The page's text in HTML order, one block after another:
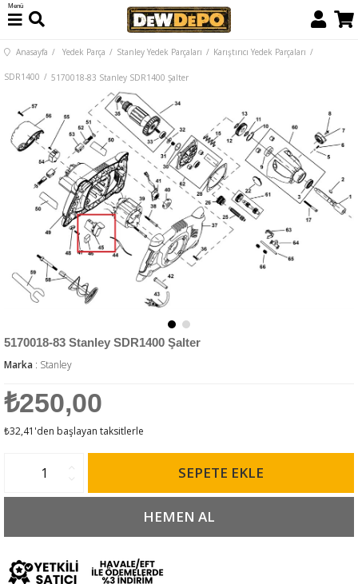
Menü
Anasayfa Yedek Parça Stanley Yedek Parçaları Karıştırıcı Yedek Parçaları
SDR1400 5170018-83 Stanley SDR1400 Şalter
5170018-83 Stanley SDR1400 Şalter
Marka : Stanley
₺250,00
₺32,41 'den başlayan taksitlerle